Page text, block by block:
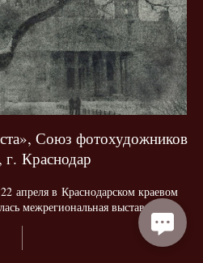
Союз фотохудожников
г. Краснодар
апреля в Краснодарском краевом
межрегиональная выставка...